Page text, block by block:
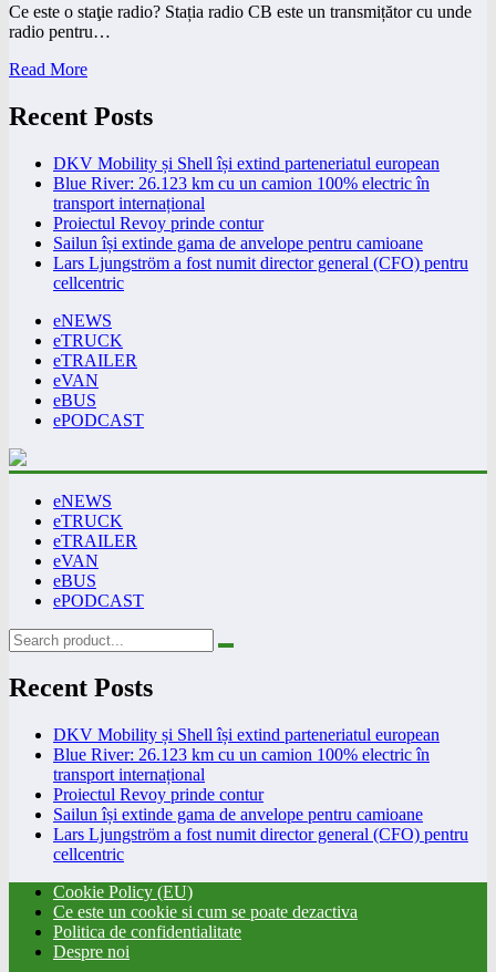
Ce este o staţie radio? Stația radio CB este un transmițător cu unde
radio pentru…
Read More
Recent Posts
DKV Mobility și Shell își extind parteneriatul european
Blue River: 26.123 km cu un camion 100% electric în
transport internațional
Proiectul Revoy prinde contur
Sailun își extinde gama de anvelope pentru camioane
Lars Ljungström a fost numit director general (CFO) pentru
cellcentric
eNEWS
eTRUCK
eTRAILER
eVAN
eBUS
ePODCAST
eNEWS
eTRUCK
eTRAILER
eVAN
eBUS
ePODCAST
Recent Posts
DKV Mobility și Shell își extind parteneriatul european
Blue River: 26.123 km cu un camion 100% electric în
transport internațional
Proiectul Revoy prinde contur
Sailun își extinde gama de anvelope pentru camioane
Lars Ljungström a fost numit director general (CFO) pentru
cellcentric
Cookie Policy (EU)
Ce este un cookie si cum se poate dezactiva
Politica de confidentialitate
Despre noi